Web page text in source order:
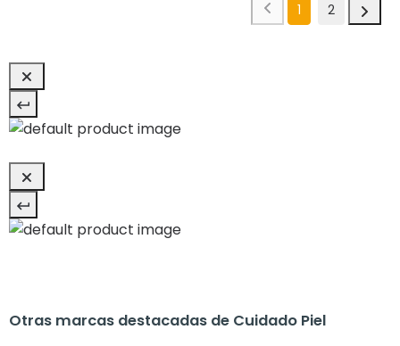
1 2
Otras marcas destacadas de Cuidado Piel